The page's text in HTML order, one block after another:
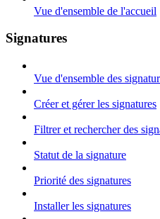
Vue d'ensemble de l'accueil
Signatures
Vue d'ensemble des
Créer et gérer les signatures
Filtrer et rechercher des
Statut de la signature
Priorité des signatures
Installer les signatures